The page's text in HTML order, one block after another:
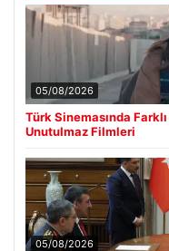
05/08/2026
Türk Sinemasında
Unutulmaz Filmleri
05/08/2026